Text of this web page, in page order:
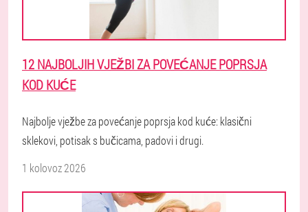
12 NAJBOLJIH VJEŽBI ZA POVEĆANJE POPRSJA
KOD KUĆE
Najbolje vježbe za povećanje poprsja kod kuće: klasični
sklekovi, potisak s bučicama, padovi i drugi.
1 kolovoz 2026